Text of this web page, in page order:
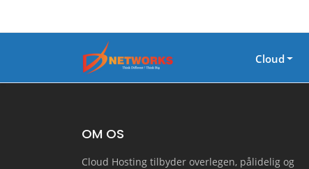
Cloud
OM OS
Cloud Hosting tilbyder overlegen, pålidelig og